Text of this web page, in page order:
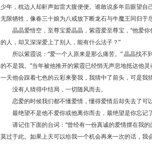
少年，枕边人却鼾声如雷大腹便便。谁敢说多年后眼望
无限牺牲，像春三十娘为八戒放下断龙石与牛魔王同归于
晶晶爱悟空，至尊宝爱晶晶，紫霞爱至尊宝，“他爱你
的人，却又深深爱上了别人，能有什么法子？”
所以紫霞说：“爱一个人原来是那么痛苦。” 晶晶找不
的不是我。”当年被他推开的紫霞已经悄无声息地抵达他
一天他会踩着七色的云彩来娶我，我猜中了前头，可是我
没有人猜得中结局，一切随风而去。
恋爱的时候我们都不懂爱情，懂得爱情后却失去了可
最绝望不是他不爱你或他离你而去，最绝望是你忘记
请记住下面的台词：“曾经有一份真诚的爱情摆在我的
莫过于此。如果上天可以给我一个机会再来一次的话，我